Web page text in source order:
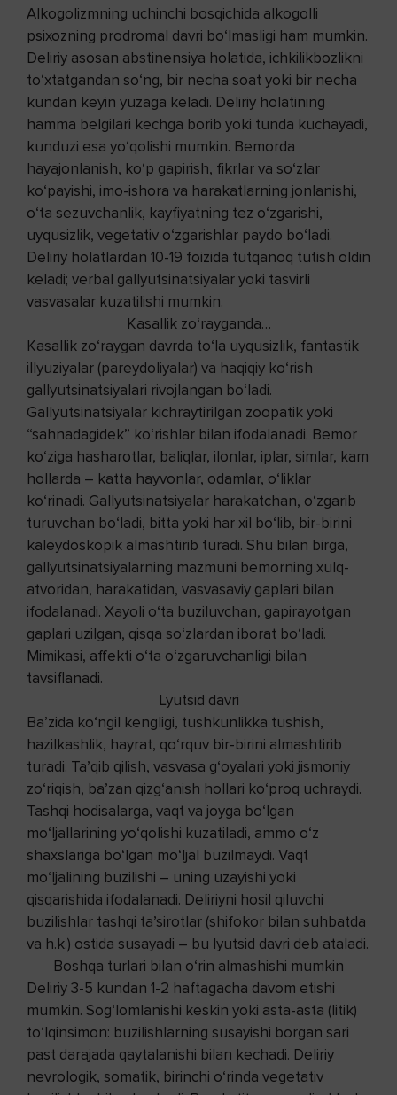
Alkogolizmning uchinchi bosqichida alkogolli
psixozning prodromal davri bo‘lmasligi ham mumkin.
Deliriy asosan abstinensiya holatida, ichkilikbozlikni
to‘xtatgandan so‘ng, bir necha soat yoki bir necha
kundan keyin yuzaga keladi. Deliriy holatining
hamma belgilari kechga borib yoki tunda kuchayadi,
kunduzi esa yo‘qolishi mumkin. Bemorda
hayajonlanish, ko‘p gapirish, fikrlar va so‘zlar
ko‘payishi, imo-ishora va harakatlarning jonlanishi,
o‘ta sezuvchanlik, kayfiyatning tez o‘zgarishi,
uyqusizlik, vegetativ o‘zgarishlar paydo bo‘ladi.
Deliriy holatlardan 10-19 foizida tutqanoq tutish oldin
keladi; verbal gallyutsinatsiyalar yoki tasvirli
vasvasalar kuzatilishi mumkin.
Kasallik zo‘rayganda…
Kasallik zo‘raygan davrda to‘la uyqusizlik, fantastik
illyuziyalar (pareydoliyalar) va haqiqiy ko‘rish
gallyutsinatsiyalari rivojlangan bo‘ladi.
Gallyutsinatsiyalar kichraytirilgan zoopatik yoki
“sahnadagidek” ko‘rishlar bilan ifodalanadi. Bemor
ko‘ziga hasharotlar, baliqlar, ilonlar, iplar, simlar, kam
hollarda – katta hayvonlar, odamlar, o‘liklar
ko‘rinadi. Gallyutsinatsiyalar harakatchan, o‘zgarib
turuvchan bo‘ladi, bitta yoki har xil bo‘lib, bir-birini
kaleydoskopik almashtirib turadi. Shu bilan birga,
gallyutsinatsiyalarning mazmuni bemorning xulq-
atvoridan, harakatidan, vasvasaviy gaplari bilan
ifodalanadi. Xayoli o‘ta buziluvchan, gapirayotgan
gaplari uzilgan, qisqa so‘zlardan iborat bo‘ladi.
Mimikasi, affekti o‘ta o‘zgaruvchanligi bilan
tavsiflanadi.
Lyutsid davri
Ba’zida ko‘ngil kengligi, tushkunlikka tushish,
hazilkashlik, hayrat, qo‘rquv bir-birini almashtirib
turadi. Ta’qib qilish, vasvasa g‘oyalari yoki jismoniy
zo‘riqish, ba’zan qizg‘anish hollari ko‘proq uchraydi.
Tashqi hodisalarga, vaqt va joyga bo‘lgan
mo‘ljallarining yo‘qolishi kuzatiladi, ammo o‘z
shaxslariga bo‘lgan mo‘ljal buzilmaydi. Vaqt
mo‘ljalining buzilishi – uning uzayishi yoki
qisqarishida ifodalanadi. Deliriyni hosil qiluvchi
buzilishlar tashqi ta’sirotlar (shifokor bilan suhbatda
va h.k.) ostida susayadi – bu lyutsid davri deb ataladi.
Boshqa turlari bilan o‘rin almashishi mumkin
Deliriy 3-5 kundan 1-2 haftagacha davom etishi
mumkin. Sog‘lomlanishi keskin yoki asta-asta (litik)
to‘lqinsimon: buzilishlarning susayishi borgan sari
past darajada qaytalanishi bilan kechadi. Deliriy
nevrologik, somatik, birinchi o‘rinda vegetativ